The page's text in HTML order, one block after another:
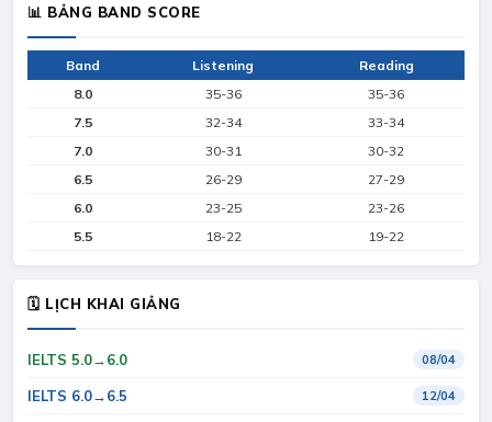
📊 BẢNG BAND SCORE
Band Listening
Reading
8.0
35-36
35-36
7.5
32-34
33-34
7.0
30-31
30-32
6.5
26-29
27-29
6.0
23-25
23-26
5.5
18-22 19-22
🗓 LỊCH KHAI GIẢNG
IELTS 5.0→6.0 08/04
IELTS 6.0→6.5 12/04